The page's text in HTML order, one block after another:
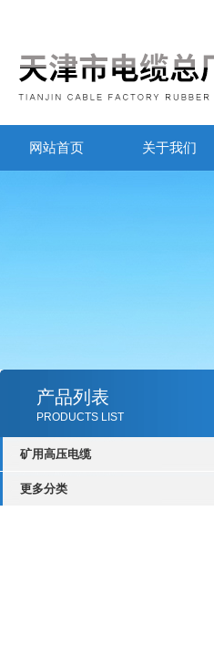
网站首页 关于我们
产品列表
PRODUCTS LIST
矿用高压电缆
更多分类